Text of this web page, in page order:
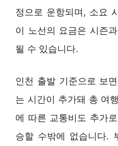
정으로 운항되며, 소요
이 노선의 요금은 시즌
될 수 있습니다.
인천 출발 기준으로 보
는 시간이 추가돼 총 여
에 따른 교통비도 추가
승할 수밖에 없습니다.